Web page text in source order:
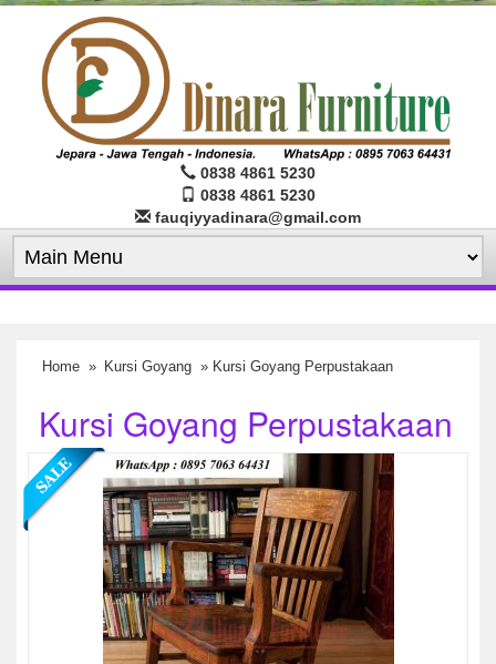
0838 4861 5230
0838 4861 5230
fauqiyyadinara@gmail.com
Home » Kursi Goyang » Kursi Goyang Perpustakaan
Kursi Goyang Perpustakaan